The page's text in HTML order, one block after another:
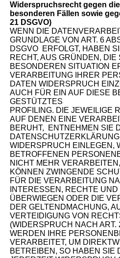
Widerspruchsrecht gegen
besonderen Fällen sowie
21 DSGVO)
WENN DIE
GRUNDLAGE VON ART. 6
DSGVO ERFOLGT, HABEN
RECHT, AUS GRÜNDEN, DIE
BESONDEREN SITUATION
VERARBEITUNG IHRER
DATEN WIDERSPRUCH
AUCH FÜR EIN AUF DIESE
GESTÜTZTES
PROFILING. DIE JEWEILIGE
AUF DENEN EINE
BERUHT, ENTNEHMEN SIE
WIDERSPRUCH EINLEGEN,
BETROFFENEN
NICHT MEHR
KÖNNEN ZWINGENDE
FÜR DIE VERARBEITUNG
INTERESSEN, RECHTE
ÜBERWIEGEN ODER DIE
DER GELTENDMACHUNG,
VERTEIDIGUNG VON
(WIDERSPRUCH NACH ART.
WERDEN IHRE
VERARBEITET, UM
BETREIBEN, SO HABEN SIE